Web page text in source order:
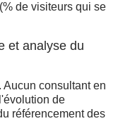
de visiteurs qui se
et analyse du
Aucun consultant en
de
référencement des